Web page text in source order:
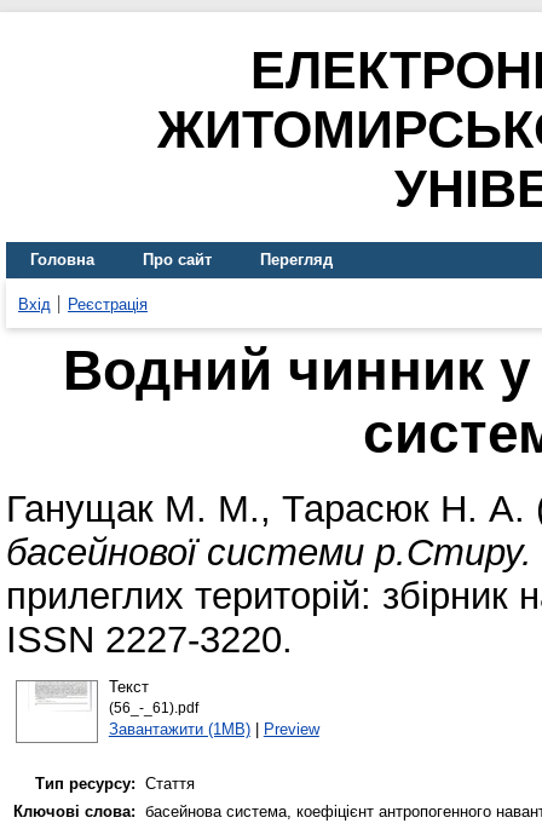
Головна Про сайт Перегляд
Вхід Реєстрація
Водний чинник у
Ганущак М. М., Тарасюк Н. А.
басейнової системи р.Стиру.
прилеглих територій:
ISSN 2227-3220.
Текст
(56_-_61).pdf
Завантажити (1MB)| Preview
Тип ресурсу: Стаття
Ключові слова: басейнова система, коефіцієнт антропогенного